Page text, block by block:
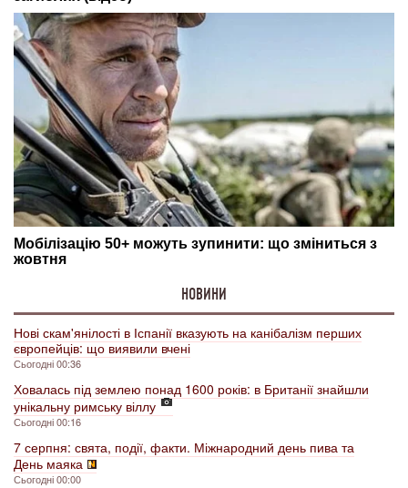
НОВИНИ
Нові скам'янілості в Іспанії вказують на канібалізм перших
європейців: що виявили вчені
Сьогодні 00:36
Ховалась під землею понад 1600 років: в Британії знайшли
унікальну римську віллу
Сьогодні 00:16
7 серпня: свята, події, факти. Міжнародний день пива та
День маяка
Сьогодні 00:00